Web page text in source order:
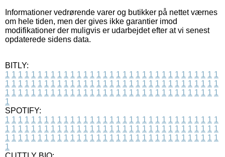
Informationer vedrørende varer og butikker på nettet værnes
om hele tiden, men der gives ikke garantier imod
modifikationer der muligvis er udarbejdet efter at vi senest
opdaterede sidens data.
BITLY:
1 1 1 1 1 1 1 1 1 1 1 1 1 1 1 1 1 1 1 1 1 1 1 1 1 1 1 1 1 1 1 1 1
1 1 1 1 1 1 1 1 1 1 1 1 1 1 1 1 1 1 1 1 1 1 1 1 1 1 1 1 1 1 1 1 1
1 1 1 1 1 1 1 1 1 1 1 1 1 1 1 1 1 1 1 1 1 1 1 1 1 1 1 1 1 1 1 1 1
1
SPOTIFY:
1 1 1 1 1 1 1 1 1 1 1 1 1 1 1 1 1 1 1 1 1 1 1 1 1 1 1 1 1 1 1 1 1
1 1 1 1 1 1 1 1 1 1 1 1 1 1 1 1 1 1 1 1 1 1 1 1 1 1 1 1 1 1 1 1 1
1 1 1 1 1 1 1 1 1 1 1 1 1 1 1 1 1 1 1 1 1 1 1 1 1 1 1 1 1 1 1 1 1
1